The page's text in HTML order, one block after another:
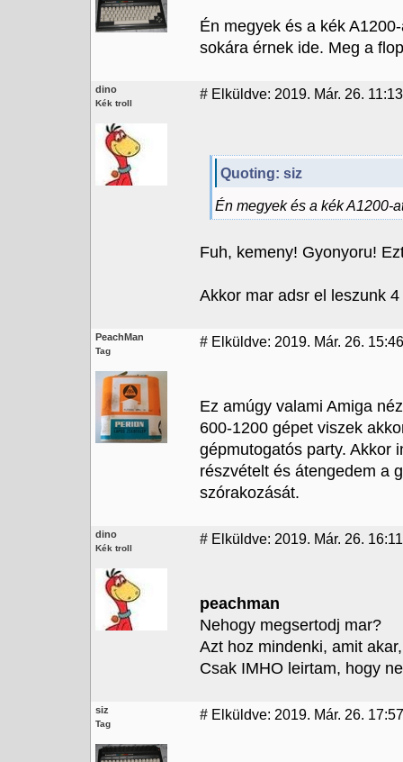
Én megyek és a kék
sokára érnek ide. Meg a
dino
Kék troll
# Elküldve: 2019. Már. 26.
Quoting: siz
Én megyek és a kék A1200-
Fuh, kemeny! Gyonyoru!
Akkor mar adsr el leszunk
PeachMan
Tag
# Elküldve: 2019. Már. 26. 15:46
Ez amúgy valami Amiga
600-1200 gépet viszek
gépmutogatós party. Akkor
részvételt és átengedem a
szórakozását.
dino
Kék troll
# Elküldve: 2019. Már. 26. 16:11
peachman
Nehogy megsertodj mar?
Azt hoz mindenki, amit
Csak IMHO leirtam, hogy
siz
Tag
# Elküldve: 2019. Már. 26. 17:57